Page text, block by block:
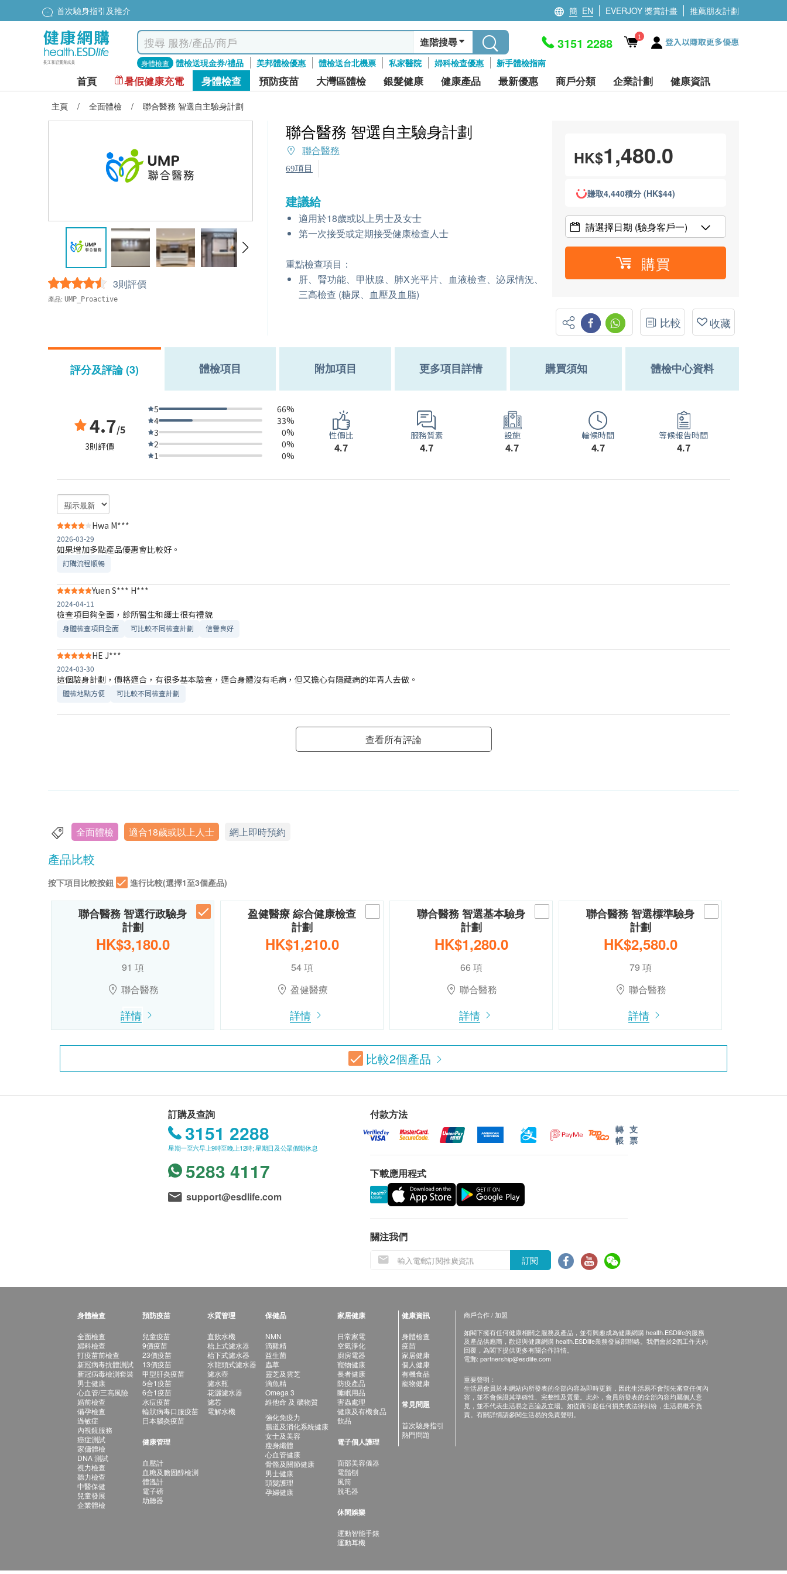
首次驗身指引及推介 簡 EN EVERJOY 獎賞計畫 推薦朋友計劃
進階搜尋
身體檢查 體檢送現金券/禮品 美邦體檢優惠 體檢送台北機票 私家醫院 婦科檢查優惠 新手體檢指南
3151 2288 1 登入以賺取更多優惠
首頁 暑假健康充電 身體檢查 預防疫苗 大灣區體檢 銀髮健康 健康產品 最新優惠 商戶分類 企業計劃 健康資訊
主頁 / 全面體檢 / 聯合醫務 智選自主驗身計劃
3則評價
產品: UMP_Proactive
聯合醫務 智選自主驗身計劃
聯合醫務
69項目
建議給
適用於18歲或以上男士及女士
第一次接受或定期接受健康檢查人士
重點檢查項目：
肝、腎功能、甲狀腺、肺X光平片、血液檢查、泌尿情況、
三高檢查 (糖尿、血壓及血脂)
HK$1,480.0
賺取4,440積分 (HK$44)
請選擇日期 (驗身客戶一)
購買
比較 收藏
評分及評論 (3) 體檢項目 附加項目 更多項目詳情 購買須知 體檢中心資料
4.7/5
3則評價
5
66%
4
33%
3
0%
2
0%
1
0%
性價比
4.7
服務質素
4.7
設施
4.7
輪候時間
4.7
等候報告時間
4.7
Hwa M***
2026-03-29
如果增加多點產品優惠會比較好。
訂購流程順暢
Yuen S*** H***
2024-04-11
檢查項目夠全面，診所醫生和護士很有禮貌
身體檢查項目全面 可比較不同檢查計劃 信譽良好
HE J***
2024-03-30
這個驗身計劃，價格適合，有很多基本驗查，適合身體沒有毛病，但又擔心有隱藏病的年青人去做。
體檢地點方便 可比較不同檢查計劃
查看所有評論
全面體檢 適合18歲或以上人士 網上即時預約
產品比較
按下項目比較按鈕 進行比較(選擇1至3個產品)
聯合醫務 智選行政驗身
計劃
HK$3,180.0
91 項
聯合醫務
詳情
盈健醫療 綜合健康檢查
計劃
HK$1,210.0
54 項
盈健醫療
詳情
聯合醫務 智選基本驗身
計劃
HK$1,280.0
66 項
聯合醫務
詳情
聯合醫務 智選標準驗身
計劃
HK$2,580.0
79 項
聯合醫務
詳情
比較2個產品
訂購及查詢
3151 2288
星期一至六早上9時至晚上12時; 星期日及公眾假期休息
5283 4117
support@esdlife.com
付款方法
轉
帳
支
票
下載應用程式
關注我們
訂閱
身體檢查
全面檢查
婦科檢查
打疫苗前檢查
新冠病毒抗體測試
新冠病毒檢測套裝
男士健康
心血管/三高風險
婚前檢查
備孕檢查
過敏症
內視鏡服務
癌症測試
家傭體檢
DNA 測試
視力檢查
聽力檢查
中醫保健
兒童發展
企業體檢
預防疫苗
兒童疫苗
9價疫苗
23價疫苗
13價疫苗
甲型肝炎疫苗
5合1疫苗
6合1疫苗
水痘疫苗
輪狀病毒口服疫苗
日本腦炎疫苗
健康管理
血壓計
血糖及膽固醇檢測
體溫計
電子磅
助聽器
水質管理
直飲水機
枱上式濾水器
枱下式濾水器
水龍頭式濾水器
濾水壺
濾水瓶
花灑濾水器
濾芯
電解水機
保健品
NMN
滴雞精
益生菌
蟲草
靈芝及雲芝
滴魚精
Omega 3
維他命 及 礦物質
強化免疫力
腸道及消化系統健康
女士及美容
瘦身纖體
心血管健康
骨骼及關節健康
男士健康
頭髮護理
孕婦健康
家居健康
日常家電
空氣淨化
廚房電器
寵物健康
長者健康
防疫產品
睡眠用品
害蟲處理
健康及有機食品
飲品
電子個人護理
面部美容儀器
電鬚刨
風筒
脫毛器
休閑娛樂
運動智能手錶
運動耳機
健康資訊
身體檢查
疫苗
家居健康
個人健康
有機食品
寵物健康
常見問題
首次驗身指引
熱門問題
商戶合作 / 加盟
如閣下擁有任何健康相關之服務及產品，並有興趣成為健康網購 health.ESDlife的服務
及產品供應商，歡迎與健康網購 health.ESDlife業務發展部聯絡。我們會於2個工作天內
回覆，為閣下提供更多有關合作詳情。
電郵: partnership@esdlife.com
重要聲明：
生活易會員於本網站內所發表的全部內容為即時更新，因此生活易不會預先審查任何內
容，並不會保證其準確性、完整性及質量。此外，會員所發表的全部內容均屬個人意
見，並不代表生活易之言論及立場。如從而引起任何損失或法律糾紛，生活易概不負
責。有關詳情請參閱生活易的免責聲明。